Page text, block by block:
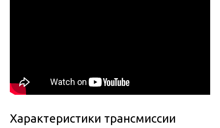
Характеристики трансмиссии